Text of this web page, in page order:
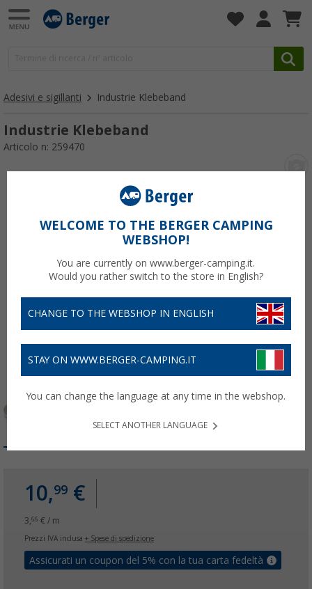
Adesivi e sigillanti Industrie Klebeband
Industrie Klebeband
Articolo n: 259470
10,99 €
3,66 € / m
Prezzi IVA inclusa + Spese di spedizione
Assicurati un coupon del 5% con la tua carta fedeltà
WELCOME TO THE BERGER CAMPING
WEBSHOP!
You are currently on www.berger-camping.it.
Would you rather switch to the store in English?
CHANGE TO THE WEBSHOP IN ENGLISH
STAY ON WWW.BERGER-CAMPING.IT
You can change the language at any time in the webshop.
SELECT ANOTHER LANGUAGE